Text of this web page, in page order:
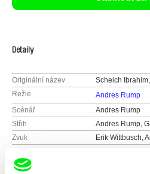
Detaily
Originální název
Scheich
Režie
Andres Rump
Scénář
Andres Rump
Střih
Andres Rump,
Zvuk
Erik Wittbusch,
Rok